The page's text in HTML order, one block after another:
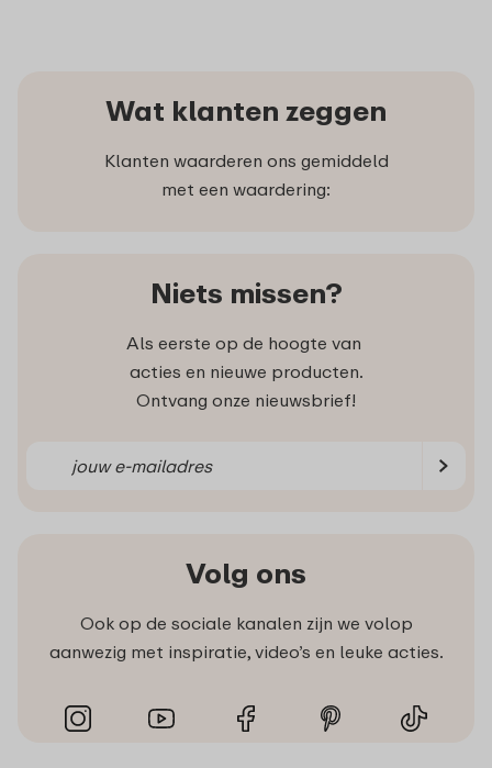
Wat klanten zeggen
Klanten waarderen ons gemiddeld
met een waardering:
Niets missen?
Als eerste op de hoogte van
acties en nieuwe producten.
Ontvang onze nieuwsbrief!
Volg ons
Ook op de sociale kanalen zijn we volop
aanwezig met inspiratie, video’s en leuke acties.